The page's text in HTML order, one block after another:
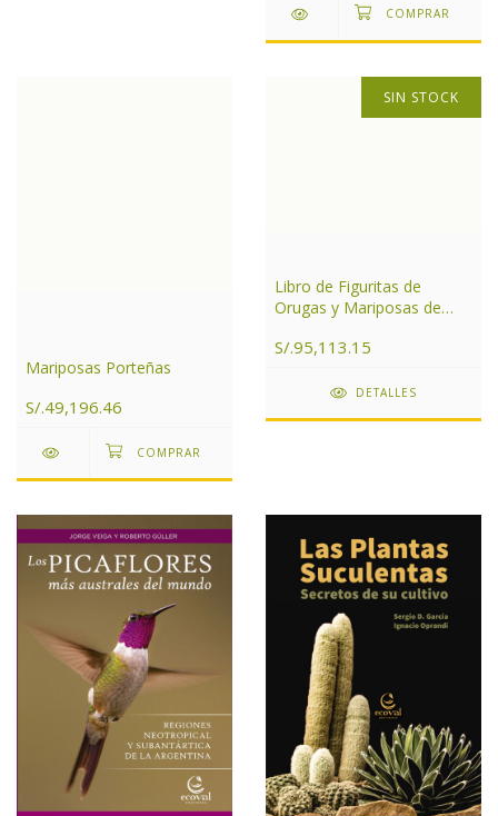
Mariposas Porteñas
S/.49,196.46
SIN STOCK
Libro de Figuritas de
Orugas y Mariposas de
S/.95,113.15
DETALLES